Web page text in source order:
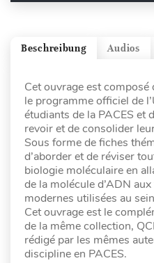
Audios
Beschreibung
Cet ouvrage est
le programme officiel de
étudiants de la PACES et
revoir et de consolider
Sous forme de fiches
d’aborder et de réviser
biologie moléculaire en
de la molécule d’ADN
modernes utilisées au
Cet ouvrage est le
de la même collection,
rédigé par les mêmes
discipline en PACES.